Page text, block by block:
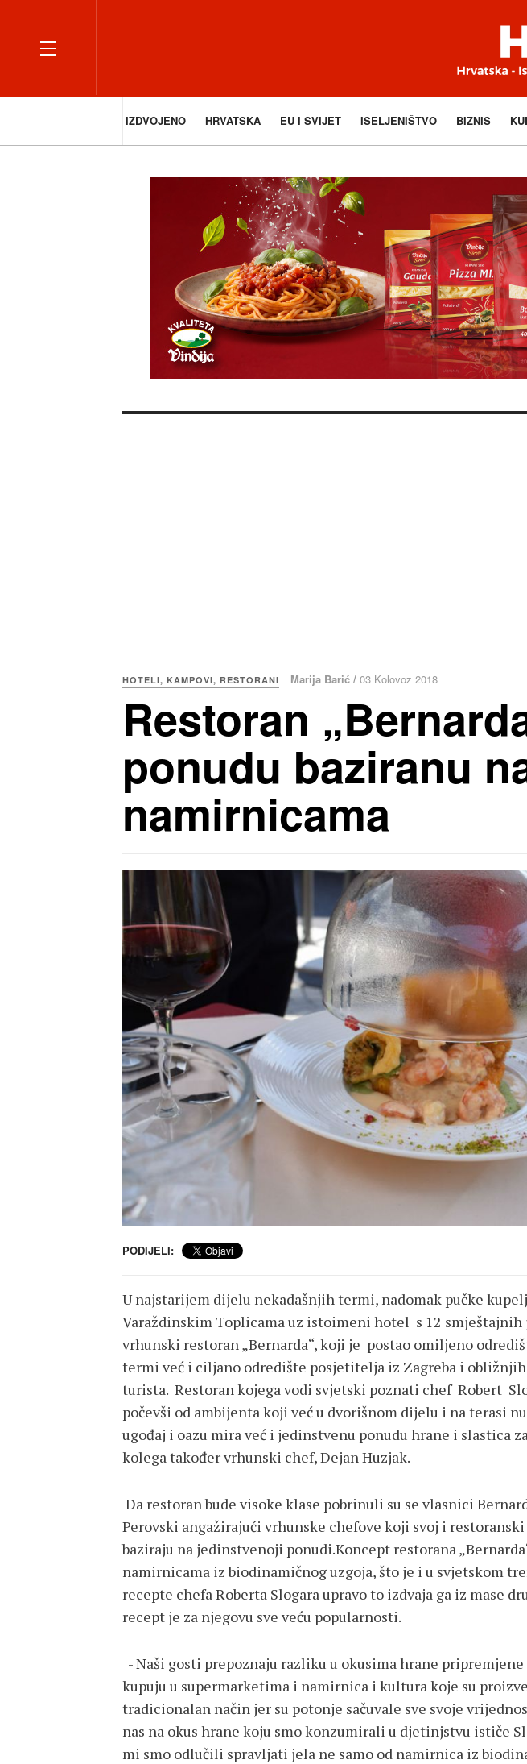
IZDVOJENO HRVATSKA EU I SVIJET ISELJENIŠTVO BIZNIS
HOTELI, KAMPOVI, RESTORANI Marija Barić / 03 Kolovoz 2018
Restoran
ponudu baziranu
namirnicama
PODIJELI:
U najstarijem dijelu nekadašnjih termi, nadomak pučke
Varaždinskim Toplicama uz istoimeni hotel s 12
vrhunski restoran „Bernarda“, koji je postao omiljeno
termi već i ciljano odredište posjetitelja iz Zagreba i
turista. Restoran kojega vodi svjetski poznati chef Robert
počevši od ambijenta koji već u dvorišnom dijelu i na terasi
ugođaj i oazu mira već i jedinstvenu ponudu hrane i slastica
kolega također vrhunski chef, Dejan Huzjak.
Da restoran bude visoke klase pobrinuli su se vlasnici
Perovski angažirajući vrhunske chefove koji svoj i
baziraju na jedinstvenoji ponudi.Koncept restorana
namirnicama iz biodinamičnog uzgoja, što je i u svjetskom
recepte chefa Roberta Slogara upravo to izdvaja ga iz mase
recept je za njegovu sve veću popularnosti.
- Naši gosti prepoznaju razliku u okusima hrane
kupuju u supermarketima i namirnica i kultura koje su
tradicionalan način jer su potonje sačuvale sve svoje
nas na okus hrane koju smo konzumirali u djetinjstvu ističe
mi smo odlučili spravljati jela ne samo od namirnica iz